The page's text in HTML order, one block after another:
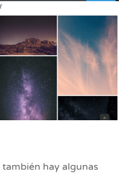
hay algunas